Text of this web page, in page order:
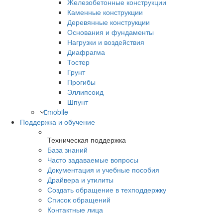
Каменные конструкции
Деревянные конструкции
Основания и фундаменты
Нагрузки и воздействия
Диафрагма
Тостер
Грунт
Прогибы
Эллипсоид
Шпунт
mobile
Поддержка и обучение
Техническая поддержка
База знаний
Часто задаваемые вопросы
Документация и учебные пособия
Драйвера и утилиты
Создать обращение в техподдержку
Список обращений
Контактные лица